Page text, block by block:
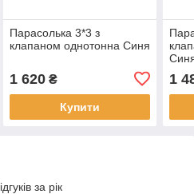
Парасолька 3*3 з
клапаном однотонна Синя
1 620₴
Купити
1
за рік